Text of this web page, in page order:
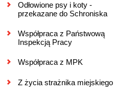
Odłowione psy i koty -
przekazane do Schroniska
Współpraca z Państwową
Inspekcją Pracy
Współpraca z MPK
Z życia strażnika miejskiego